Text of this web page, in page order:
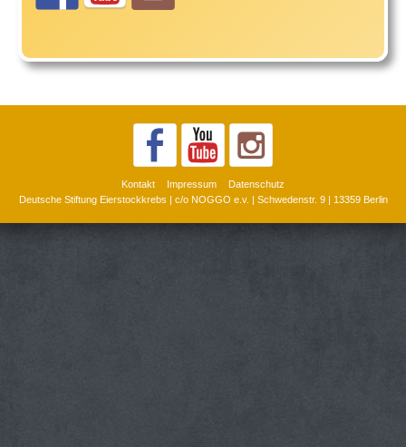
Kontakt Impressum
Datenschutz
Deutsche Stiftung Eierstockkrebs | c/o NOGGO e.v. | Schwedenstr. 9 | 13359 Berlin